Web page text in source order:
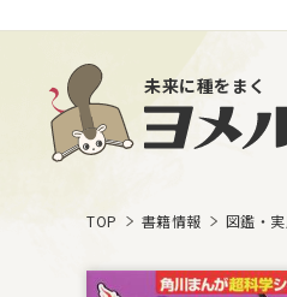
未来に種をまく
TOP 書籍情報 図鑑・